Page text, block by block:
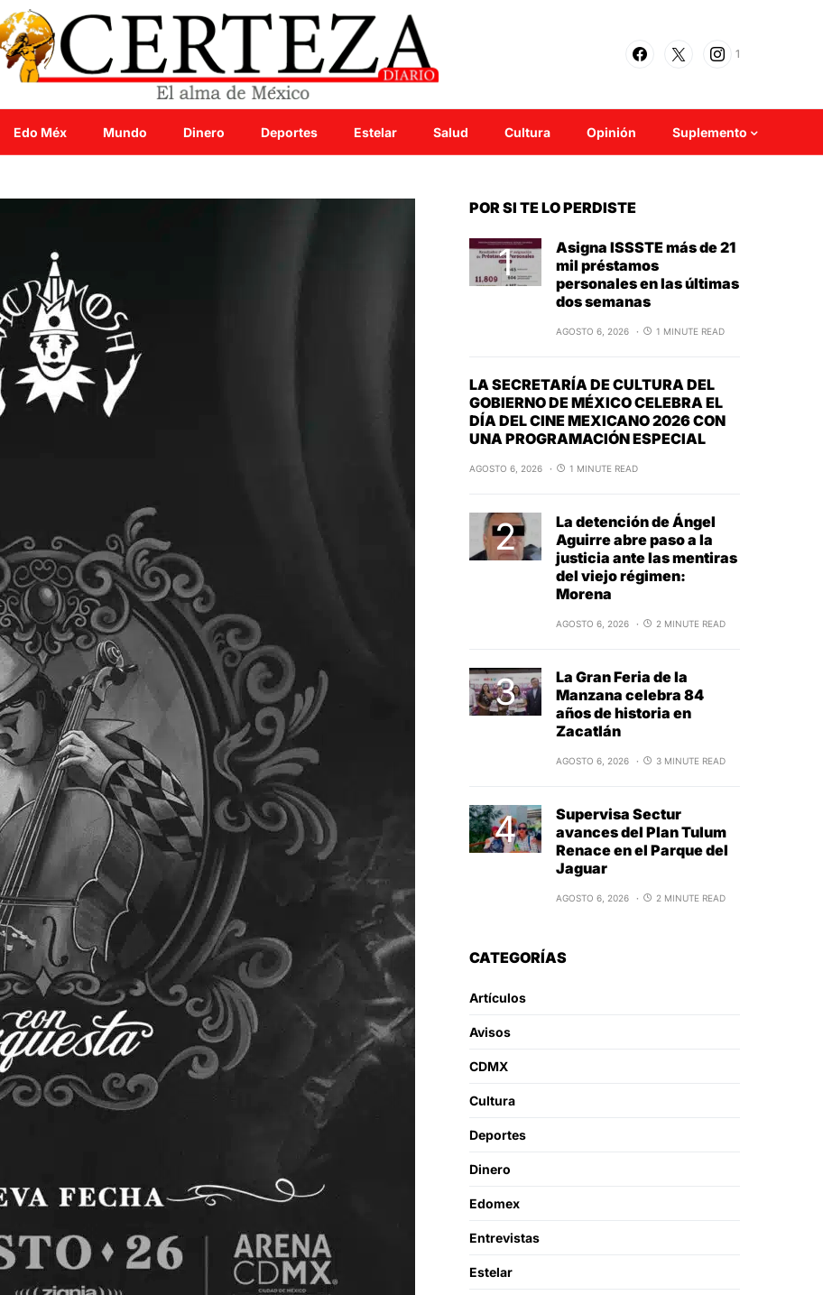
1
Edo Méx Mundo Dinero Deportes Estelar Salud Cultura Opinión Suplemento
POR SI TE LO PERDISTE
Asigna ISSSTE más de 21
mil préstamos
personales en las últimas
dos semanas
AGOSTO 6, 2026 1 MINUTE READ
LA SECRETARÍA DE CULTURA DEL
GOBIERNO DE MÉXICO CELEBRA EL
DÍA DEL CINE MEXICANO 2026 CON
UNA PROGRAMACIÓN ESPECIAL
AGOSTO 6, 2026 1 MINUTE READ
La detención de Ángel
Aguirre abre paso a la
justicia ante las mentiras
del viejo régimen:
Morena
AGOSTO 6, 2026 2 MINUTE READ
La Gran Feria de la
Manzana celebra 84
años de historia en
Zacatlán
AGOSTO 6, 2026 3 MINUTE READ
Supervisa Sectur
avances del Plan Tulum
Renace en el Parque del
Jaguar
AGOSTO 6, 2026 2 MINUTE READ
CATEGORÍAS
Artículos
Avisos
CDMX
Cultura
Deportes
Dinero
Edomex
Entrevistas
Estelar